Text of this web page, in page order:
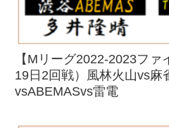
【Mリーグ2022-2023ファ
19日2回戦）風林火山vs麻
vsABEMASvs雷電